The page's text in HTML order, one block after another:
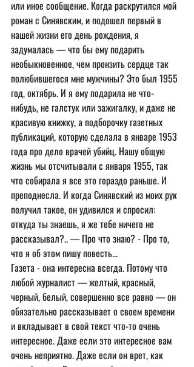
или иное сообщение. Когда раскрутился мой
роман с Синявским, и подошел первый в
нашей жизни его день рождения, я
задумалась — что бы ему подарить
необыкновенное, чем пронзить сердце так
полюбившегося мне мужчины? Это был 1955
год, октябрь. И я ему подарила не что-
нибудь, не галстук или зажигалку, и даже не
красивую книжку, а подборочку газетных
публикаций, которую сделала в январе 1953
года про дело врачей убийц. Нашу общую
жизнь мы отсчитывали с января 1955, так
что собирала я все это гораздо раньше. И
преподнесла. И когда Синявский из моих рук
получил такое, он удивился и спросил:
откуда ты знаешь, я же тебе ничего не
рассказывал?.. — Про что знаю? - Про то,
что я об этом пишу повесть...
Газета - она интересна всегда. Потому что
любой журналист — желтый, красный,
черный, белый, совершенно все равно — он
обязательно рассказывает о своем времени
и вкладывает в свой текст что-то очень
интересное. Даже если это интересное вам
очень неприятно. Даже если он врет, как